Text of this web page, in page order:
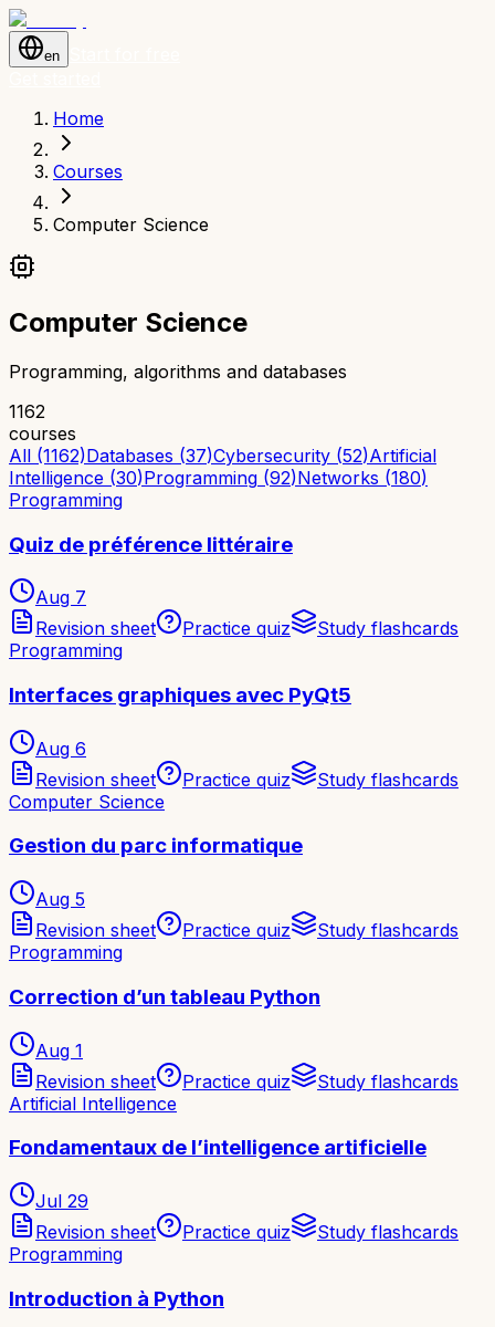
en
Home
Courses
Computer Science
Computer Science
Programming, algorithms and databases
1162
courses
All (1162)Databases (37)Cybersecurity (52)Artificial
Intelligence (30)Programming (92)Networks (180)
Programming
Quiz de préférence littéraire
Aug 7
Revision sheet
Practice quiz
Study flashcards
Programming
Interfaces graphiques avec PyQt5
Aug 6
Revision sheet
Practice quiz
Study flashcards
Computer Science
Gestion du parc informatique
Aug 5
Revision sheet
Practice quiz
Study flashcards
Programming
Correction d’un tableau Python
Aug 1
Revision sheet
Practice quiz
Study flashcards
Artificial Intelligence
Fondamentaux de l’intelligence artificielle
Jul 29
Revision sheet
Practice quiz
Study flashcards
Programming
Introduction à Python